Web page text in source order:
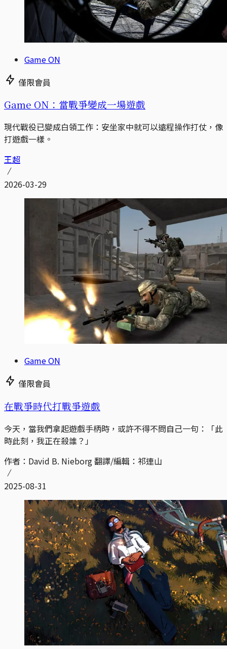
Game ON
僅限會員
Game ON：當戰爭變成一場遊戲
現代戰役已變成白領工作：安坐家中就可以遠程操作打仗，像
打遊戲一樣。
王超
2026-03-29
Game ON
僅限會員
在戰爭時代打戰爭遊戲
今天，當我們拿起遊戲手柄時，或許不得不問自己一句：「此
時此刻，我正在殺誰？」
作者：David B. Nieborg 翻譯/編輯：祁連山
2025-08-31